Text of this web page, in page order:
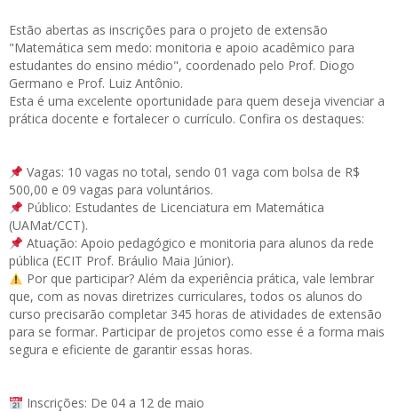
Estão abertas as inscrições para o projeto de extensão
"Matemática sem medo: monitoria e apoio acadêmico para
estudantes do ensino médio", coordenado pelo Prof. Diogo
Germano e Prof. Luiz Antônio.
Esta é uma excelente oportunidade para quem deseja vivenciar a
prática docente e fortalecer o currículo. Confira os destaques:
Vagas: 10 vagas no total, sendo 01 vaga com bolsa de R$
500,00 e 09 vagas para voluntários.
Público: Estudantes de Licenciatura em Matemática
(UAMat/CCT).
Atuação: Apoio pedagógico e monitoria para alunos da rede
pública (ECIT Prof. Bráulio Maia Júnior).
Por que participar? Além da experiência prática, vale lembrar
que, com as novas diretrizes curriculares, todos os alunos do
curso precisarão completar 345 horas de atividades de extensão
para se formar. Participar de projetos como esse é a forma mais
segura e eficiente de garantir essas horas.
Inscrições: De 04 a 12 de maio